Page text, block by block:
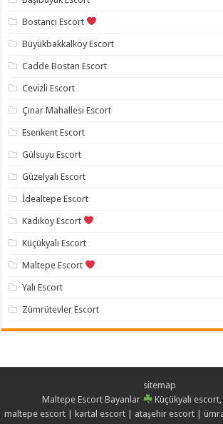
Bostancı Escort
Büyükbakkalköy Escort
Cadde Bostan Escort
Cevizli Escort
Çınar Mahallesi Escort
Esenkent Escort
Gülsuyu Escort
Güzelyalı Escort
İdealtepe Escort
Kadıköy Escort
Küçükyalı Escort
Maltepe Escort
Yalı Escort
Zümrütevler Escort
sitemap
Maltepe Escort Bayanlar
Küçükyalı
maltepe escort
kartal escort ataşehir escort